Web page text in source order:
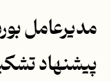
مدیرعامل
پیشنهاد